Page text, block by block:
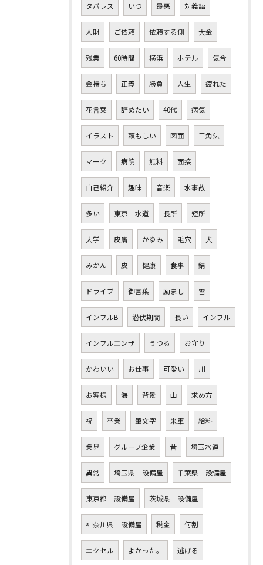
タパレス いつ 最悪 対義語
人財 ご依頼 依頼する側 大金
残業 60時間 横浜 ホテル 気合
金持ち 正義 勝負 人生 疲れた
花言葉 辞めたい 40代 病気
イラスト 頼もしい 図面 三角法
マーク 病院 無料 面接
自己紹介 趣味 音楽 水事故
多い 東京 水道 長所 短所
大学 皮膚 かゆみ 毛穴 犬
みかん 皮 健康 食事 錆
ドライブ 御言葉 励まし 雪
インフルB 潜伏期間 長い インフル
インフルエンザ うつる お守り
かわいい お仕事 可愛い 川
お客様 海 背景 山 求め方
祝 卒業 筆文字 米軍 給料
業界 グループ企業 昔 埼玉水道
異常 埼玉県 設備屋 千葉県 設備屋
東京都 設備屋 茨城県 設備屋
神奈川県 設備屋 税金 何割
エクセル よかった。 逃げる